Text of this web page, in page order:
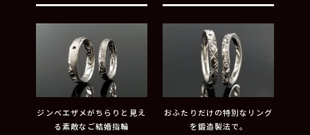
ジンベエザメがちらりと見え
る素敵なご結婚指輪
おふたりだけの特別なリング
を鍛造製法で。